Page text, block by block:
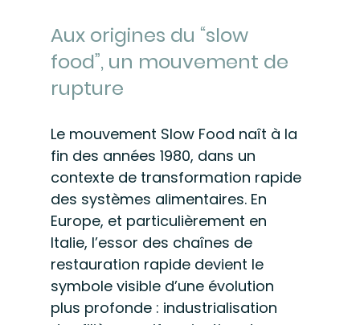
Aux origines du “slow
food”, un mouvement de
rupture
Le mouvement Slow Food naît à la
fin des années 1980, dans un
contexte de transformation rapide
des systèmes alimentaires. En
Europe, et particulièrement en
Italie, l’essor des chaînes de
restauration rapide devient le
symbole visible d’une évolution
plus profonde : industrialisation